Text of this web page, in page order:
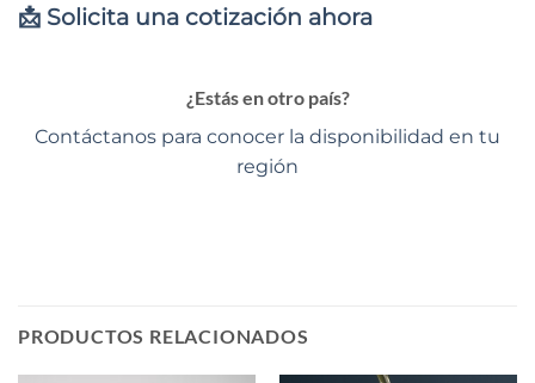
📩 Solicita una cotización ahora
¿Estás en otro país?
Contáctanos para conocer la disponibilidad en tu
región
PRODUCTOS RELACIONADOS